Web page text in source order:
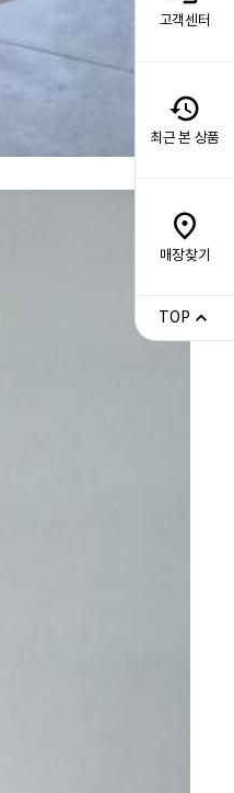
고객센터
최근 본 상품
매장찾기
TOP